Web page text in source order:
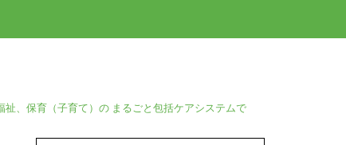
、保育（子育て）の まるごと包括ケアシステムで